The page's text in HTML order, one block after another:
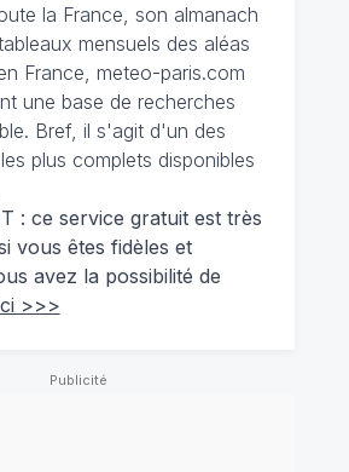
la France, son almanach
mensuels des aléas
France, meteo-paris.com
une base de recherches
Bref, il s'agit d'un des
plus complets disponibles
: ce service gratuit est très
vous êtes fidèles et
avez la possibilité de
>>>